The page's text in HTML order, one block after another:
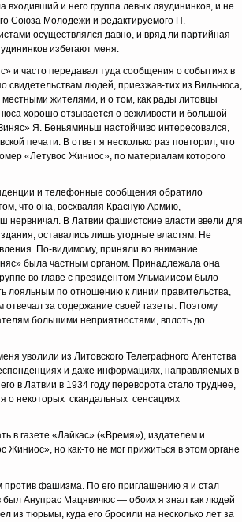
и него группа левых ляудининков, и не
Союза Молодежи и ре­дактируемого П.
осуществлялся давно, и вряд ли партийная
избе­гают меня.
и часто пе­редавал туда сообщения о событиях в
свидетельствам людей, приезжав-тих из Вильнюса,
жителями, и о том, как рады литов­цы
хорошо отзывается о вежливости и большой
Я. Беньяминьш настойчиво интересовался,
печати. В ответ я несколько раз повторил, что
«Летувос Жини­ос», по материалам которого
и теле­фонные сообщения обратило
что она, восхваляя Красную Армию,
нервничал. В Лат­вии фашистские власти ввели для
оставались лишь угодные властям. Не
По-видимому, приняли во внимание
была частным органом. Принадлежала она
во главе с президентом Ульмаиисом было
лояльным по отношению к линии правительства,
отвечал за содержание своей газеты. Поэтому
большими неприятностями, вплоть до
уволили из Литовского Телеграфного Агентства
и даже информациях, направляемых в
в Латвии в 1934 году переворота стало труд­нее,
о некоторых скандальных сенсациях
в газете «Лайкас» («Время»), издателем и
Жиниос», но как-то не мог прижиться в этом органе
против фашизма. По его приглашению я и стал
был Анупрас Мацявичюс — обоих я знал как людей
из тюрьмы, куда его бросили на не­сколько лет за